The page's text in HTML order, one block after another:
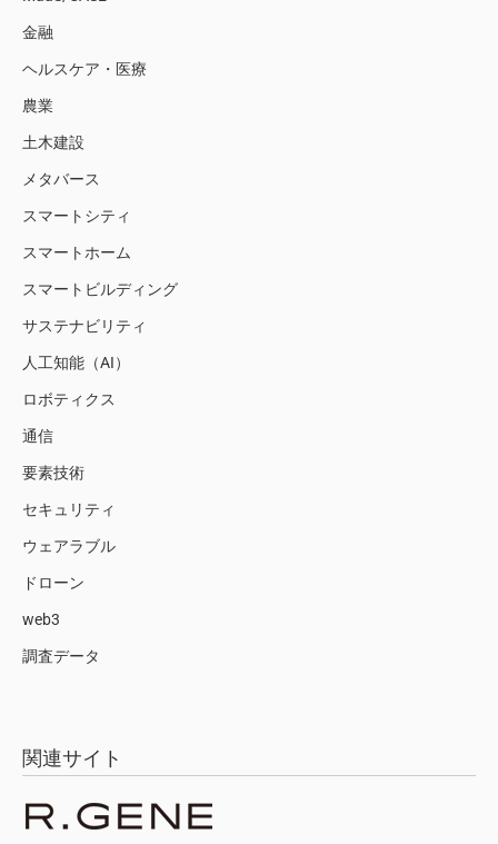
金融
ヘルスケア・医療
農業
土木建設
メタバース
スマートシティ
スマートホーム
スマートビルディング
サステナビリティ
人工知能（AI）
ロボティクス
通信
要素技術
セキュリティ
ウェアラブル
ドローン
web3
調査データ
関連サイト